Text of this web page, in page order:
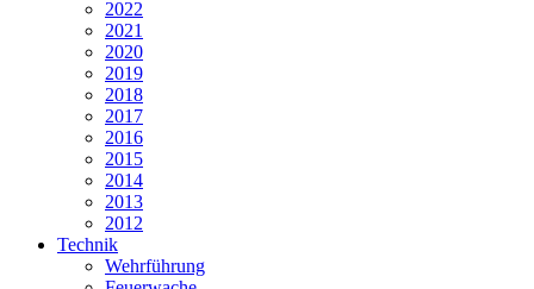
2022
2021
2020
2019
2018
2017
2016
2015
2014
2013
2012
Technik
Wehrführung